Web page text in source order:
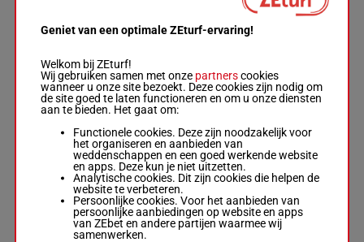
0a 4a 2a 2a
FLOREST
D'ARGENT
Sureda
Mme Mar. R.-
Joan Carles
R/10 - 2150m
€ 74.290
(24) 7a 9a 0a
0a 8a Da 5a
1a 6a 0a 0a
R/102150m 1'14"5
€ 74.290
(24) 7a
9a 0a 0a
8a Da 5a
1a 6a 0a
0a (23)
Geniet van een optimale ZEturf-ervaring!
Welkom bij ZEturf!
Wij gebruiken samen met onze partnerscookies
wanneer u onze site bezoekt. Deze cookies zijn nodig om
de site goed te laten functioneren en om u onze diensten
aan te bieden. Het gaat om:
Functionele cookies. Deze zijn noodzakelijk voor
het organiseren en aanbieden van
weddenschappen en een goed werkende website
en apps. Deze kun je niet uitzetten.
Analytische cookies. Dit zijn cookies die helpen de
website te verbeteren.
Persoonlijke cookies. Voor het aanbieden van
persoonlijke aanbiedingen op website en apps
van ZEbet en andere partijen waarmee wij
samenwerken.